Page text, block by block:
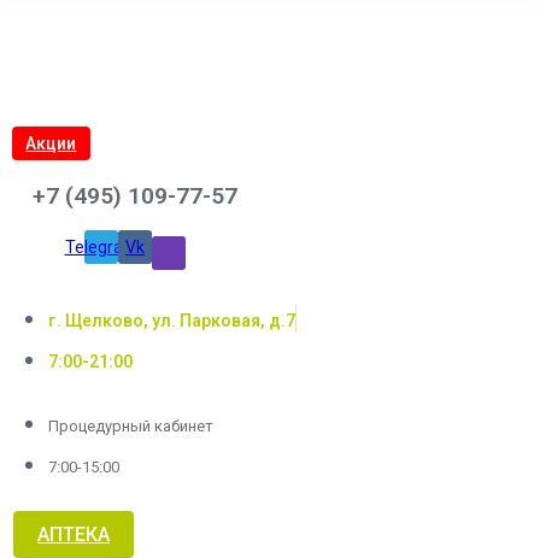
Акции
+7 (495) 109-77-57
TelegramVk
г. Щелково, ул. Парковая, д.7
7:00-21:00
Процедурный кабинет
7:00-15:00
АПТЕКА